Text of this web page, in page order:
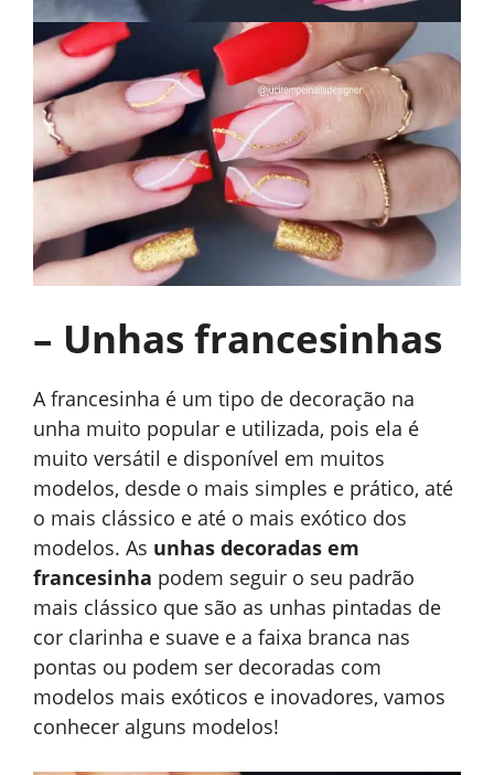
– Unhas francesinhas
A francesinha é um tipo de decoração na
unha muito popular e utilizada, pois ela é
muito versátil e disponível em muitos
modelos, desde o mais simples e prático, até
o mais clássico e até o mais exótico dos
modelos. As unhas decoradas em
francesinha podem seguir o seu padrão
mais clássico que são as unhas pintadas de
cor clarinha e suave e a faixa branca nas
pontas ou podem ser decoradas com
modelos mais exóticos e inovadores, vamos
conhecer alguns modelos!